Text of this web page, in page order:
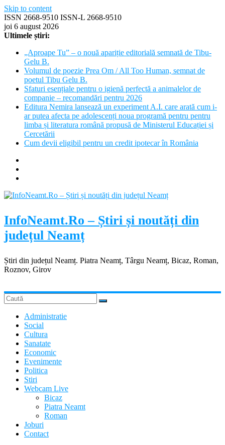
Skip to content
ISSN 2668-9510 ISSN-L 2668-9510
joi 6 august 2026
Ultimele știri:
„Aproape Tu” – o nouă apariție editorială semnată de Tibu-
Gelu B.
Volumul de poezie Prea Om / All Too Human, semnat de
poetul Tibu Gelu B.
Sfaturi esențiale pentru o igienă perfectă a animalelor de
companie – recomandări pentru 2026
Editura Nemira lansează un experiment A.I. care arată cum i-
ar putea afecta pe adolescenți noua programă pentru pentru
limba și literatura română propusă de Ministerul Educației și
Cercetării
Cum devii eligibil pentru un credit ipotecar în România
InfoNeamt.Ro – Știri și noutăți din
județul Neamț
Știri din județul Neamț. Piatra Neamț, Târgu Neamț, Bicaz, Roman,
Roznov, Girov
Administratie
Social
Cultura
Sanatate
Economic
Evenimente
Politica
Stiri
Webcam Live
Bicaz
Piatra Neamt
Roman
Joburi
Contact